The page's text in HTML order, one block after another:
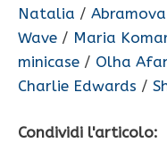
Natalia /
Wave / Maria
minicase / Olha
Charlie Edwards /
Condividi l'articolo: